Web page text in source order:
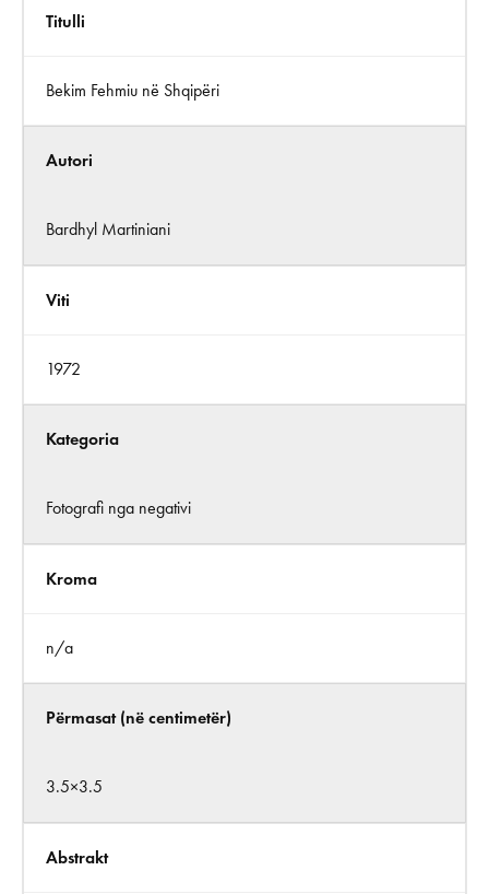
Titulli
Bekim Fehmiu në Shqipëri
Autori
Bardhyl Martiniani
Viti
1972
Kategoria
Fotografi nga negativi
Kroma
n/a
Përmasat (në centimetër)
3.5×3.5
Abstrakt